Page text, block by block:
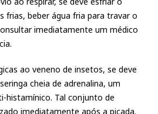
frias, beber água fria para travar o
imediatamente um médico
ao veneno de insetos, se deve
cheia de adrenalina, um
histamínico. Tal conjunto de
imediatamente após a picada.